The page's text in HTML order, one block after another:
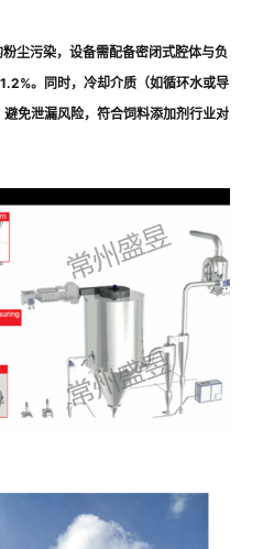
尘污染，设备需配备密闭式腔体与负
。同时，冷却介质（如循环水或导
免泄漏风险，符合饲料添加剂行业对